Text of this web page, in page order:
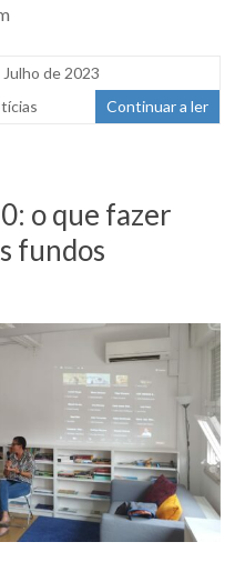
Julho de 2023
Continuar a ler
o que fazer
fundos